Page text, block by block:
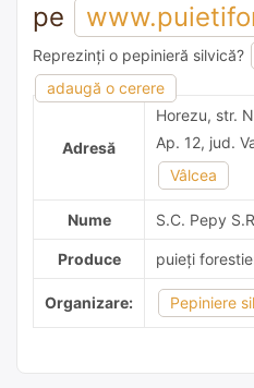
pe
Reprezinți o pepinieră silvică?
adaugă o cerere
adaugă o recomandare
Adresă
Horezu, str.
Ap. 12, jud.
Vâlcea
Nume S.C. Pepy
Produce puieți
Organizare: Pepiniere